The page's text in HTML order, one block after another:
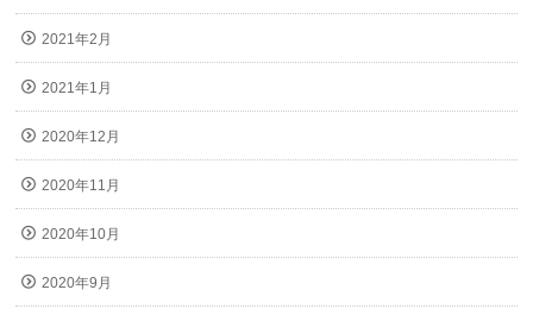
2021年2月
2021年1月
2020年12月
2020年11月
2020年10月
2020年9月